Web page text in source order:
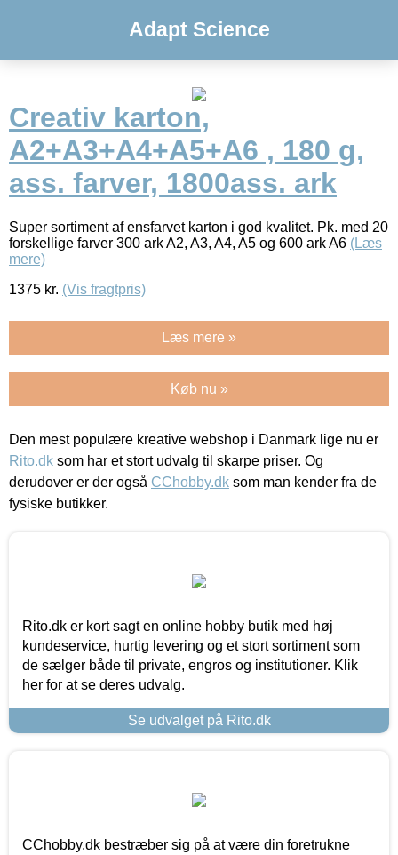
Adapt Science
Creativ karton,
A2+A3+A4+A5+A6 , 180 g,
ass. farver, 1800ass. ark
Super sortiment af ensfarvet karton i god kvalitet. Pk. med 20
forskellige farver 300 ark A2, A3, A4, A5 og 600 ark A6 (Læs
mere)
1375 kr. (Vis fragtpris)
Læs mere »
Køb nu »
Den mest populære kreative webshop i Danmark lige nu er
Rito.dk som har et stort udvalg til skarpe priser. Og
derudover er der også CChobby.dk som man kender fra de
fysiske butikker.
Rito.dk er kort sagt en online hobby butik med høj
kundeservice, hurtig levering og et stort sortiment som
de sælger både til private, engros og institutioner. Klik
her for at se deres udvalg.
Se udvalget på Rito.dk
CChobby.dk bestræber sig på at være din foretrukne